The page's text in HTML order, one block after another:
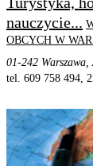
nauczycie...
OBCYCH W
01-242
tel. 609 758 494,